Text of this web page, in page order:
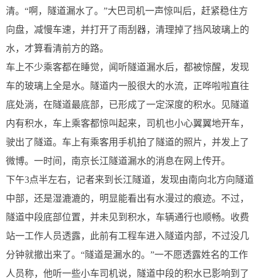
清。“啊，隧道漏水了。”大巴司机一声惊叫后，赶紧稳住方
向盘，减慢车速，并打开了雨刮器，清理掉了挡风玻璃上的
水，才算看清前方的路。
车上不少乘客都在睡觉，闻听隧道漏水后，都被惊醒，发现
车的玻璃上全是水。隧道内一股很大的水流，正哗啦啦直往
底处淌，在隧道最底部，已形成了一定深度的积水。见隧道
内有积水，车上乘客都惊叫起来，司机也小心翼翼地开车，
驶出了隧道。车上有乘客用手机拍了隧道的照片，并发上了
微博。一时间，南京长江隧道漏水的消息在网上传开。
下午3点半左右，记者来到长江隧道，发现由南向北方向隧道
中部，还是湿漉漉的，明显能看出有水漫过的痕迹。不过，
隧道中段底部位置，并未见到积水，车辆通行也顺畅。收费
站一工作人员透露，此前有工程车进入隧道内部，不过没几
分钟就撤出来了。“隧道是漏水的。”一不愿透露姓名的工作
人员称，他听一些小车司机说，隧道中段的积水已影响到了